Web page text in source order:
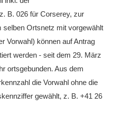
B. 026 für Corserey, zur
Ortsnetz mit vorgewählt
Vorwahl) können auf Antrag
werden - seit dem 29. März
ortsgebunden. Aus dem
die Vorwahl ohne die
gewählt, z. B. +41 26